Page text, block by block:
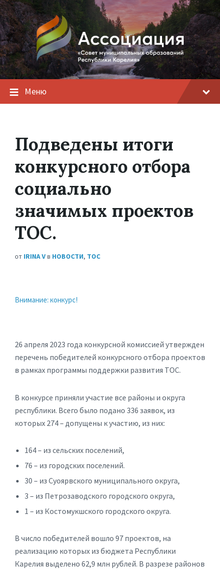
Меню
Подведены итоги
конкурсного отбора
социально
значимых проектов
ТОС.
от IRINA Vв НОВОСТИ, ТОС
Внимание: конкурс!
26 апреля 2023 года конкурсной комиссией утвержден
перечень победителей конкурсного отбора проектов
в рамках программы поддержки развития ТОС.
В конкурсе приняли участие все районы и округа
республики. Всего было подано 336 заявок, из
которых 274 – допущены к участию, из них:
164 – из сельских поселений,
76 – из городских поселений.
30 – из Суоярвского муниципального округа,
3 – из Петрозаводского городского округа,
1 – из Костомукшского городского округа.
В число победителей вошло 97 проектов, на
реализацию которых из бюджета Республики
Карелия выделено 62,9 млн рублей. В разрезе районов